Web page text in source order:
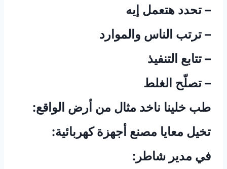
– تحدد هتعمل إيه
– ترتب الناس والموارد
– تتابع التنفيذ
– تصلّح الغلط
طب خلينا ناخد مثال من أرض الواقع:
تخيل معايا مصنع أجهزة كهربائية:
في مدير شاطر: